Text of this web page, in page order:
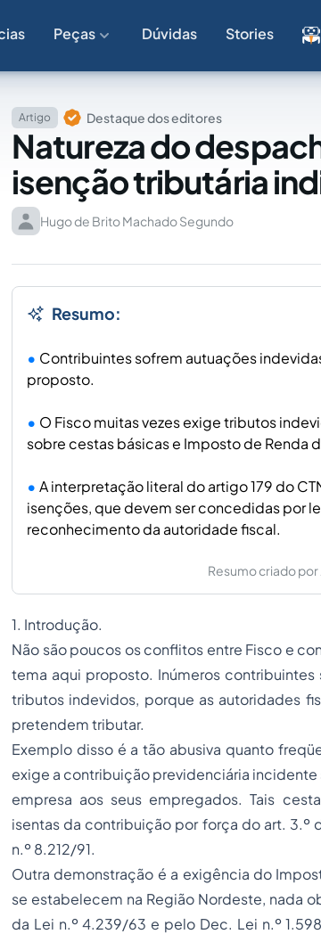
Peças Dúvidas Stories
Artigo Destaque dos editores
Natureza do
isenção tributária
Hugo de Brito Machado Segundo
Resumo:
Contribuintes sofrem autuações
proposto.
O Fisco muitas vezes exige tributos
sobre cestas básicas e Imposto de Renda
A interpretação literal do artigo 179 do
isenções, que devem ser concedidas por
reconhecimento da autoridade fiscal.
Resumo criado por
1. Introdução.
Não são poucos os conflitos entre Fisco e
tema aqui proposto. Inúmeros
tributos indevidos, porque as autoridades
pretendem tributar.
Exemplo disso é a tão abusiva quanto
exige a contribuição previdenciária
empresa aos seus empregados. Tais
isentas da contribuição por força do art. 3.º
n.º 8.212/91.
Outra demonstração é a exigência do
se estabelecem na Região Nordeste, nada
da Lei n.º 4.239/63 e pelo Dec. Lei n.º